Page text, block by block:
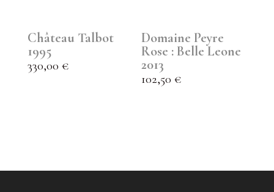
Château Talbot
1995
330,00 €
Domaine Peyre
Rose : Belle Leone
2013
102,50€